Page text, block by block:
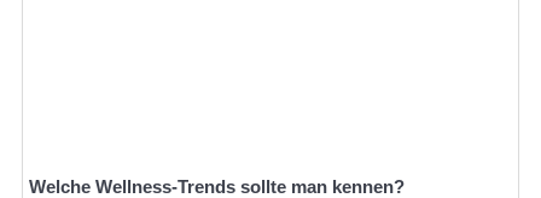
Welche Wellness-Trends sollte man kennen?